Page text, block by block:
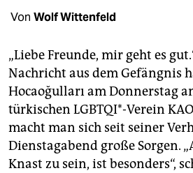
genossenschaft
epaper login
Von Wolf Wittenfeld
„Liebe Freunde, mir geht es
Nachricht aus dem Gefängnis
Hocaoğulları am Donnerstag
türkischen LGBTQI*-Verein
macht man sich seit seiner
Dienstagabend große Sorgen.
Knast zu sein, ist besonders“,